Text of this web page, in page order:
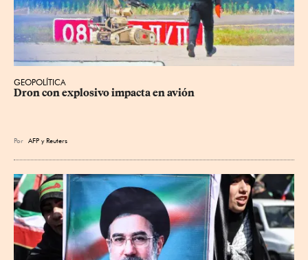
GEOPOLÍTICA
Dron con explosivo impacta en avión
Por AFP yReuters